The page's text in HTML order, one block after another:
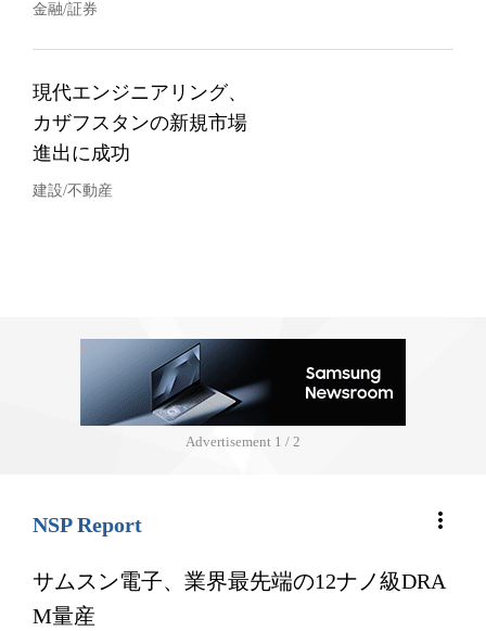
金融/証券
現代エンジニアリング、
カザフスタンの新規市場
進出に成功
建設/不動産
Advertisement 1 / 2
NSP Report more_vert
サムスン電子、業界最先端の12ナノ級DRA
M量産